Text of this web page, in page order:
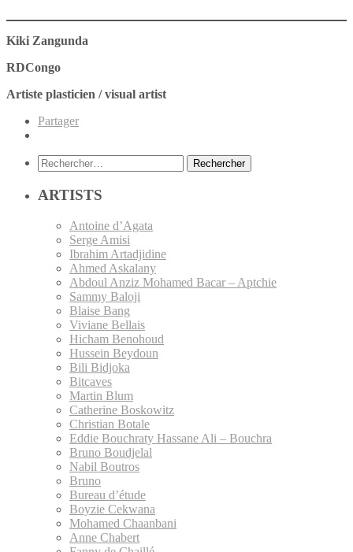
Kiki Zangunda
RDCongo
Artiste plasticien / visual artist
Partager
Rechercher :
ARTISTS
Antoine d’Agata
Serge Amisi
Ibrahim Artadjidine
Ahmed Askalany
Abdoul Anziz Mohamed Bacar – Aptchie
Sammy Baloji
Blaise Bang
Viviane Bellais
Hicham Benohoud
Hussein Beydoun
Bili Bidjoka
Bitcaves
Martin Blum
Catherine Boskowitz
Christian Botale
Eddie Bouchraty Hassane Ali – Bouchra
Bruno Boudjelal
Nabil Boutros
Bruno
Bureau d’étude
Boyzie Cekwana
Mohamed Chaanbani
Anne Chabert